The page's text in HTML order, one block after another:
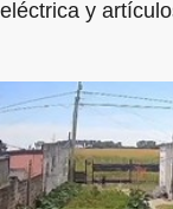
eléctrica y